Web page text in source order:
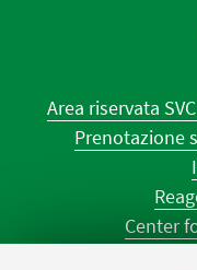
Area riservata
Prenotazione
Center